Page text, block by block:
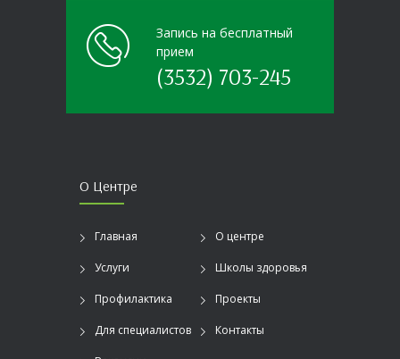
Запись на бесплатный
прием
(3532) 703-245
О Центре
Главная О центре
Услуги Школы здоровья
Профилактика Проекты
Для специалистов Контакты